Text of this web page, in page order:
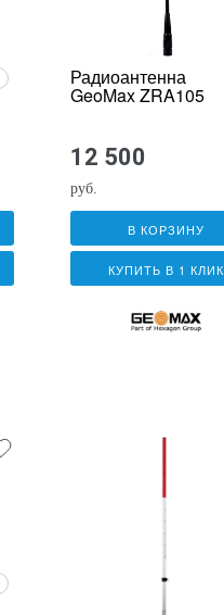
Радиоантенна
GeoMax ZRA105
12 500
руб.
В КОРЗИНУ
КУПИТЬ В 1 КЛИК